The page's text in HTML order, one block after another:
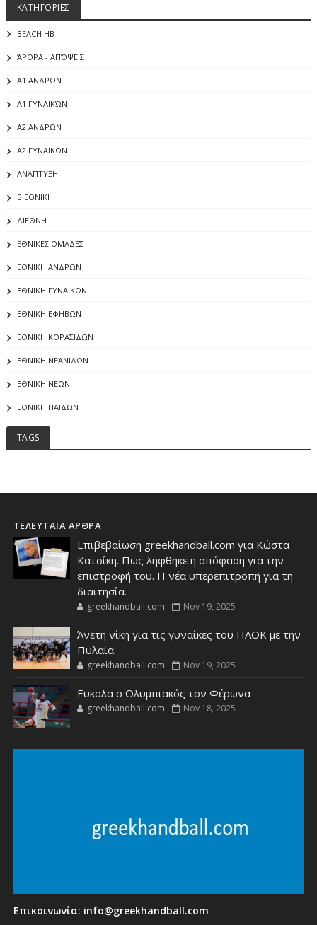
ΚΑΤΗΓΟΡΙΕΣ
BEACH HB
ΆΡΘΡΑ - ΑΠΌΨΕΙΣ
Α1 ΑΝΔΡΏΝ
Α1 ΓΥΝΑΙΚΏΝ
Α2 ΑΝΔΡΏΝ
Α2 ΓΥΝΑΙΚΩΝ
ΑΝΆΠΤΥΞΗ
Β ΕΘΝΙΚΗ
ΔΙΕΘΝΗ
ΕΘΝΙΚΕΣ ΟΜΑΔΕΣ
ΕΘΝΙΚΗ ΑΝΔΡΩΝ
ΕΘΝΙΚΗ ΓΥΝΑΙΚΩΝ
ΕΘΝΙΚΗ ΕΦΗΒΩΝ
ΕΘΝΙΚΗ ΚΟΡΑΣΙΔΩΝ
ΕΘΝΙΚΗ ΝΕΑΝΙΔΩΝ
ΕΘΝΙΚΗ ΝΕΩΝ
ΕΘΝΙΚΗ ΠΑΙΔΩΝ
TAGS
ΤΕΛΕΥΤΑΙΑ ΑΡΘΡΑ
Επιβεβαίωση greekhandball.com για Κώστα
Κατσίκη. Πως ληφθηκε η απόφαση για την
επιστροφή του. Η νέα υπερεπιτροπή για τη
διαιτησία.
greekhandball.com Nov 19, 2025
Άνετη νίκη για τις γυναίκες του ΠΑΟΚ με την
Πυλαία
greekhandball.com Nov 19, 2025
Ευκολα ο Ολυμπιακός τον Φέρωνα
greekhandball.com Nov 18, 2025
Επικοινωνία: info@greekhandball.com